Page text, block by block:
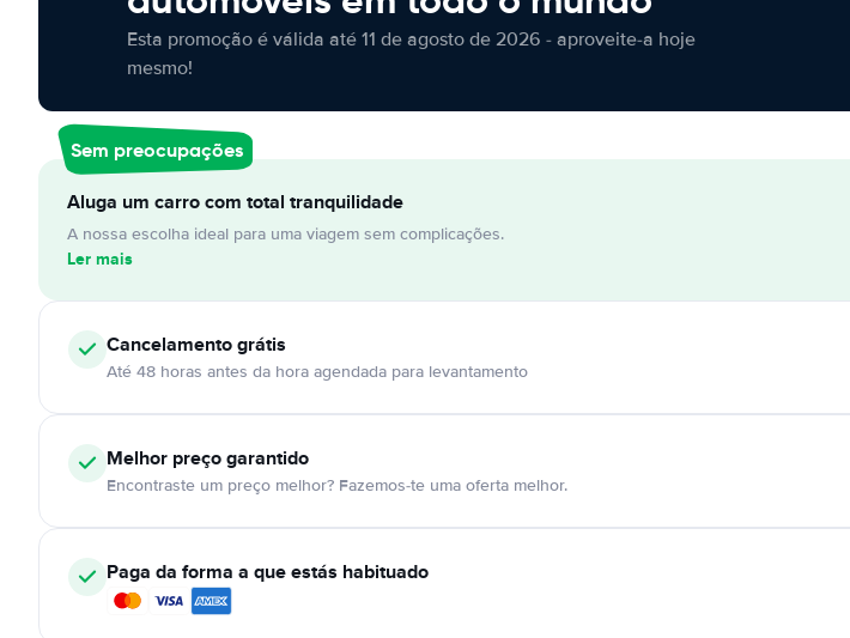
Esta promoção é válida até 11 de agosto de 2026 - aproveite-a hoje
mesmo!
Sem preocupações
Aluga um carro com total tranquilidade
A nossa escolha ideal para uma viagem sem complicações.
Ler mais
Cancelamentográtis
Até 48 horas antes da hora agendada para levantamento
Melhor preço garantido
Encontraste um preço melhor? Fazemos-te uma oferta melhor.
Paga da forma a que estás habituado